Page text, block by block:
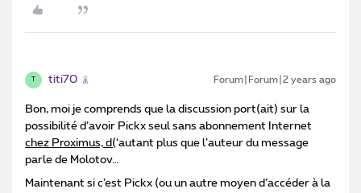
titi70 Forum|Forum|2 years ago
Bon, moi je comprends que la discussion port(ait) sur la
possibilité d’avoir Pickx seul sans abonnement Internet
chez Proximus, d(‘autant plus que l’auteur du message
parle de Molotov…
Maintenant si c’est Pickx (ou un autre moyen d’accéder à la